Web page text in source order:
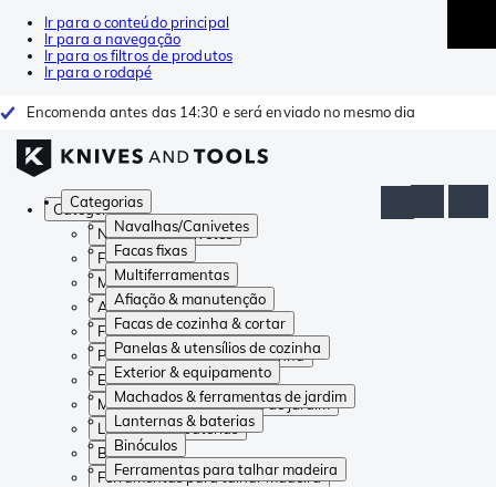
Ir para o conteúdo principal
Ir para a navegação
Ir para os filtros de produtos
Ir para o rodapé
Encomenda antes das 14:30 e será enviado no mesmo dia
Categorias
Navalhas/Canivetes
Facas fixas
Multiferramentas
Afiação & manutenção
Facas de cozinha & cortar
Panelas & utensílios de cozinha
Exterior & equipamento
Machados & ferramentas de jardim
Lanternas & baterias
Binóculos
Ferramentas para talhar madeira
Categorias
Navalhas/Canivetes
Facas fixas
Multiferramentas
Afiação & manutenção
Facas de cozinha & cortar
Panelas & utensílios de cozinha
Exterior & equipamento
Machados & ferramentas de jardim
Lanternas & baterias
Binóculos
Ferramentas para talhar madeira